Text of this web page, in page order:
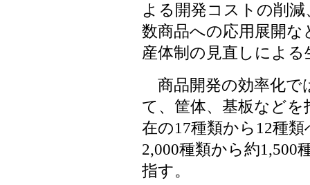
よる開発コストの削
数商品への応用展開
産体制の見直しによ
商品開発の効率化で
て、筐体、基板など
在の17種類から12種
2,000種類から約1,500
指す。